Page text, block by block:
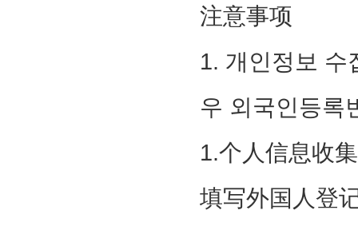
注意事项
1. 개인정보 수
우 외국인등록
1.个人信息收
填写外国人登